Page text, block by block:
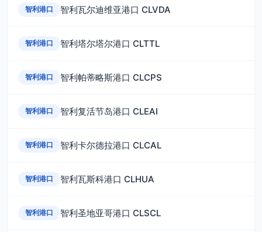
智利港口 智利瓦尔迪维亚港口 CLVDA
智利港口 智利塔尔塔尔港口 CLTTL
智利港口 智利帕蒂略斯港口 CLCPS
智利港口 智利复活节岛港口 CLEAI
智利港口 智利卡尔德拉港口 CLCAL
智利港口 智利瓦斯科港口 CLHUA
智利港口 智利圣地亚哥港口 CLSCL